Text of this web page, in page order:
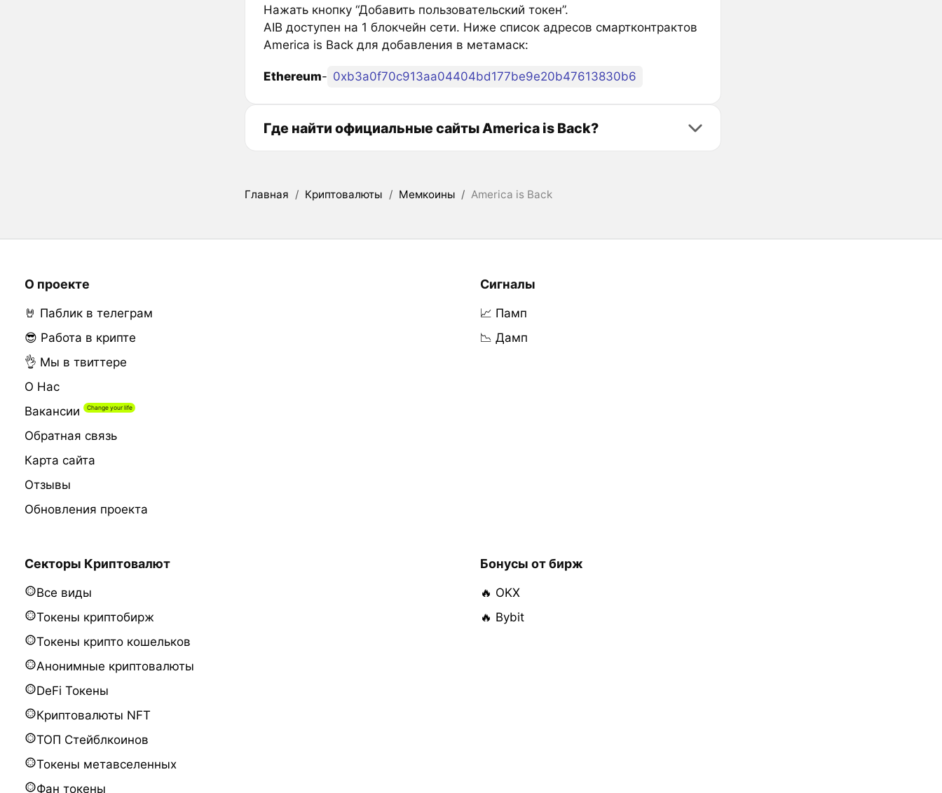
Нажать кнопку “Добавить пользовательский токен”.
AIB доступен на 1 блокчейн сети. Ниже список адресов смартконтрактов
America is Back для добавления в метамаск:
Ethereum- 0xb3a0f70c913aa04404bd177be9e20b47613830b6
Где найти официальные сайты America is Back?
Главная / Криптовалюты / Мемкоины / America is Back
О проекте
🤘 Паблик в телеграм
😎 Работа в крипте
👌 Мы в твиттере
О Нас
Вакансии
Обратная связь
Карта сайта
Отзывы
Обновления проекта
Сигналы
📈 Памп
📉 Дамп
Секторы Криптовалют
Все виды
Токены криптобирж
Токены крипто кошельков
Анонимные криптовалюты
DeFi Токены
Криптовалюты NFT
ТОП Стейблкоинов
Токены метавселенных
Фан токены
Бонусы от бирж
🔥 OKX
🔥 Bybit